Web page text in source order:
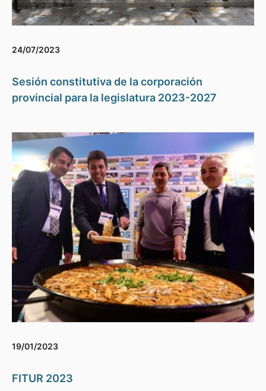
24/07/2023
Sesión constitutiva de la corporación
provincial para la legislatura 2023-2027
19/01/2023
FITUR 2023